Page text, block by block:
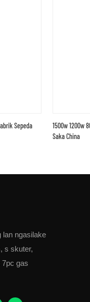
Sepeda
1500w 1200w
Saka China
lan ngasilake
s skuter,
gas